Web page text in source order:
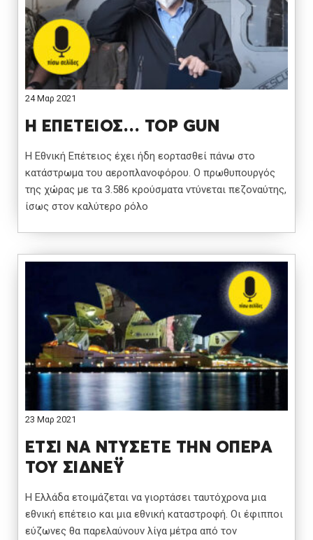
24 Μαρ 2021
Η ΕΠΕΤΕΙΟΣ… TOP GUN
Η Εθνική Επέτειος έχει ήδη εορτασθεί πάνω στο
κατάστρωμα του αεροπλανοφόρου. Ο πρωθυπουργός
της χώρας με τα 3.586 κρούσματα ντύνεται πεζοναύτης,
ίσως στον καλύτερο ρόλο
23 Μαρ 2021
ΕΤΣΙ ΝΑ ΝΤΥΣΕΤΕ ΤΗΝ ΟΠΕΡΑ
ΤΟΥ ΣΙΔΝΕΫ
Η Ελλάδα ετοιμάζεται να γιορτάσει ταυτόχρονα μια
εθνική επέτειο και μια εθνική καταστροφή. Οι έφιπποι
εύζωνες θα παρελαύνουν λίγα μέτρα από τον